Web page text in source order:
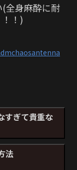
全身麻酔に耐
！)
すぎて貴重な
法